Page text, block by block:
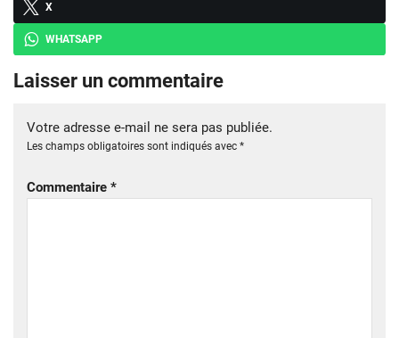
X
WHATSAPP
Laisser un commentaire
Votre adresse e-mail ne sera pas publiée.
Les champs obligatoires sont indiqués avec *
Commentaire *